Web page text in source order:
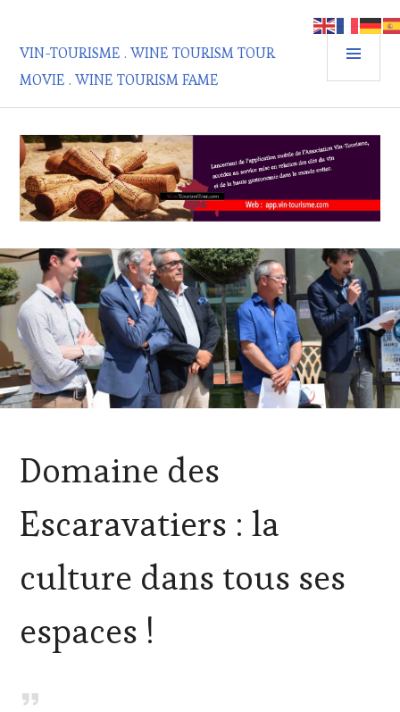
contenu
principal
VIN-TOURISME . WINE TOURISM TOUR
MOVIE . WINE TOURISM FAME
DOMAINE
VITICOLE,
VIN
TOURISME,
&
DÉGUSTATIONS,
TASTING,
MÉDIAS,
RADIO,
Domaine des
Escaravatiers : la
culture dans tous ses
espaces !